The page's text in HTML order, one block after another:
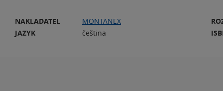
NAKLADATEL
MONTANEX
JAZYK
čeština